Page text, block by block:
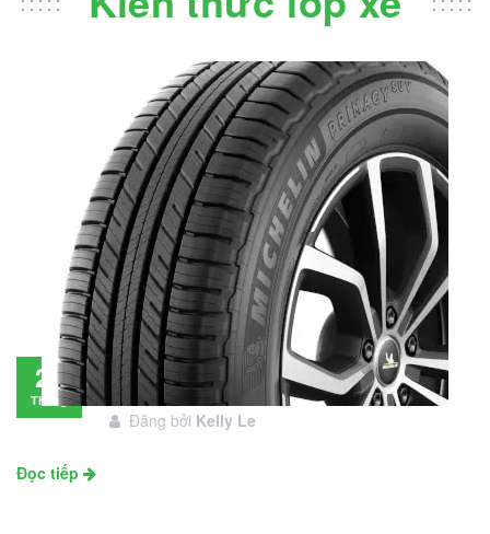
28
Tháng
Đánh giá lốp Michelin Primacy SUV: Đáng
đầu tư không?
Đăng bởi Kelly Le
Đọc tiếp